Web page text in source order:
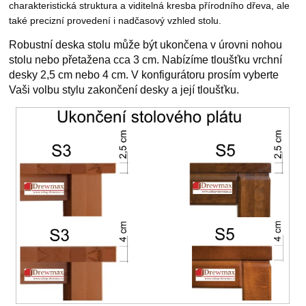
charakteristická struktura a viditelná kresba přírodního dřeva, ale
také precizní provedení i nadčasový vzhled stolu.
Robustní deska stolu může být ukončena v úrovni nohou
stolu nebo přetažena cca 3 cm. Nabízíme tloušťku vrchní
desky 2,5 cm nebo 4 cm. V konfigurátoru prosím vyberte
Vaši volbu stylu zakončení desky a její tloušťku.